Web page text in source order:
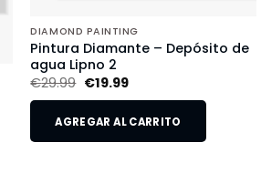
DIAMOND PAINTING
Pintura Diamante – Depósito de
agua Lipno 2
€29.99 €19.99
AGREGAR AL CARRITO